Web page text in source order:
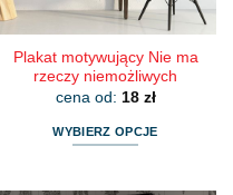
Plakat motywujący Nie ma
rzeczy niemożliwych
cena od: 18 zł
WYBIERZ OPCJE